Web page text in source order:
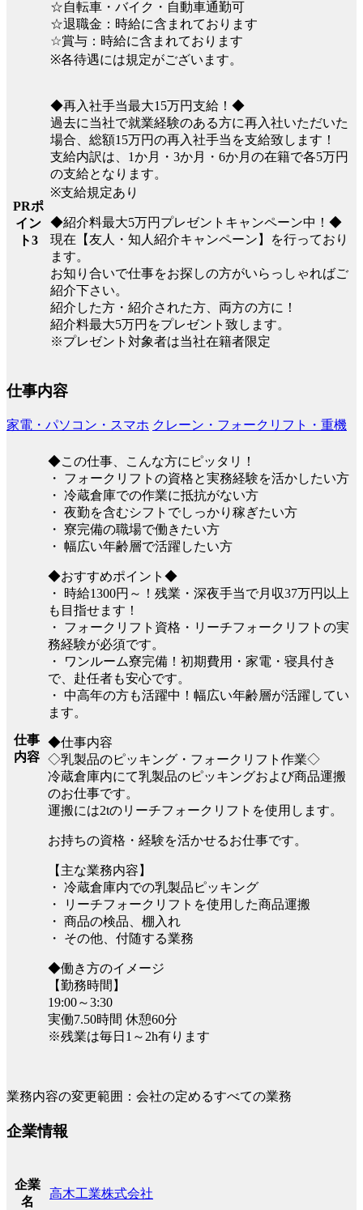
☆自転車・バイク・自動車通勤可
☆退職金：時給に含まれております
☆賞与：時給に含まれております
※各待遇には規定がございます。
PRポ
イン
ト3
◆再入社手当最大15万円支給！◆
過去に当社で就業経験のある方に再入社いただいた
場合、総額15万円の再入社手当を支給致します！
支給内訳は、1か月・3か月・6か月の在籍で各5万円
の支給となります。
※支給規定あり
◆紹介料最大5万円プレゼントキャンペーン中！◆
現在【友人・知人紹介キャンペーン】を行っており
ます。
お知り合いで仕事をお探しの方がいらっしゃればご
紹介下さい。
紹介した方・紹介された方、両方の方に！
紹介料最大5万円をプレゼント致します。
※プレゼント対象者は当社在籍者限定
仕事内容
家電・パソコン・スマホ クレーン・フォークリフト・重機
仕事
内容
◆この仕事、こんな方にピッタリ！
・ フォークリフトの資格と実務経験を活かしたい方
・ 冷蔵倉庫での作業に抵抗がない方
・ 夜勤を含むシフトでしっかり稼ぎたい方
・ 寮完備の職場で働きたい方
・ 幅広い年齢層で活躍したい方
◆おすすめポイント◆
・ 時給1300円～！残業・深夜手当で月収37万円以上
も目指せます！
・ フォークリフト資格・リーチフォークリフトの実
務経験が必須です。
・ ワンルーム寮完備！初期費用・家電・寝具付き
で、赴任者も安心です。
・ 中高年の方も活躍中！幅広い年齢層が活躍してい
ます。
◆仕事内容
◇乳製品のピッキング・フォークリフト作業◇
冷蔵倉庫内にて乳製品のピッキングおよび商品運搬
のお仕事です。
運搬には2tのリーチフォークリフトを使用します。
お持ちの資格・経験を活かせるお仕事です。
【主な業務内容】
・ 冷蔵倉庫内での乳製品ピッキング
・ リーチフォークリフトを使用した商品運搬
・ 商品の検品、棚入れ
・ その他、付随する業務
◆働き方のイメージ
【勤務時間】
19:00～3:30
実働7.50時間 休憩60分
※残業は毎日1～2h有ります
業務内容の変更範囲：会社の定めるすべての業務
企業情報
企業
名
高木工業株式会社